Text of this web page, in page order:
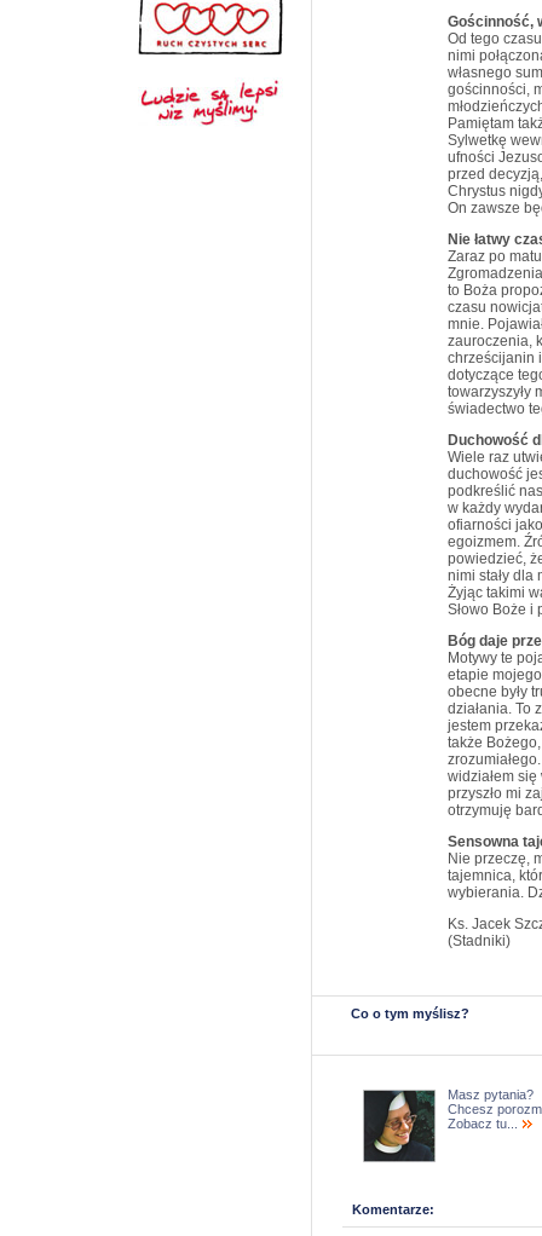
Gościnność,
Od tego
nimi
własnego
gościnności,
Pamiętam
Sylwetkę
ufności
przed
Chrystus
On zawsze
Nie łatwy
Zaraz po
to Boża
czasu
mnie.
zauroczenia,
chrześcijanin
dotyczące
towarzyszyły
świadectwo
Duchowość
Wiele raz
duchowość
podkreślić
w każdy
ofiarności
egoizmem.
powiedzieć,
nimi stały dla
Żyjąc takimi
Słowo Boże i
Bóg daje
Motywy te
etapie
obecne były
działania. To
jestem
także
widziałem
przyszło mi
otrzymuję
Sensowna
Nie przeczę,
tajemnica,
wybierania.
Ks. Jacek
(Stadniki)
Co o tym myślisz?
Masz pytania?
Chcesz
Zobacz tu...
Komentarze: